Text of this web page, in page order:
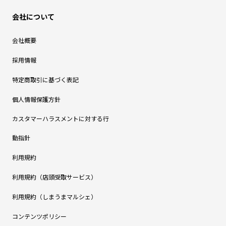
会社について
会社概要
採用情報
特定商取引に基づく表記
個人情報保護方針
カスタマーハラスメントに対する行
動指針
利用規約
利用規約（店頭受取サービス）
利用規約（しまうまマルシェ）
コンテンツポリシー